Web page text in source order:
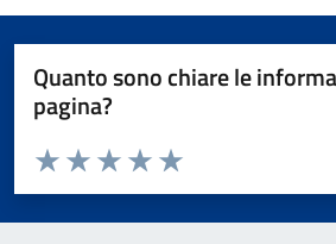
Quanto sono chiare le
pagina?
Valuta da 1 a 5 stelle la pagina
Valuta 5 stelle su 5
Valuta 4 stelle su 5
Valuta 3 stelle su 5
Valuta 2 stelle su 5
Valuta 1 stelle su 5